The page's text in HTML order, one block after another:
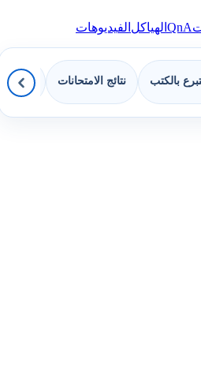
QnAالهياكل الفيديوهات
بالكتب نتائج الامتحانات